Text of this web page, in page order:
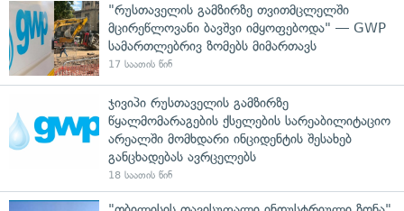
"რუსთაველის გამზირზე თვითმცლელში
მცირეწლოვანი ბავშვი იმყოფებოდა" — GWP
სამართლებრივ ზომებს მიმართავს
17 საათის წინ
ჯივიპი რუსთაველის გამზირზე
წყალმომარაგების ქსელების სარეაბილიტაციო
არეალში მომხდარი ინციდენტის შესახებ
განცხადებას ავრცელებს
18 საათის წინ